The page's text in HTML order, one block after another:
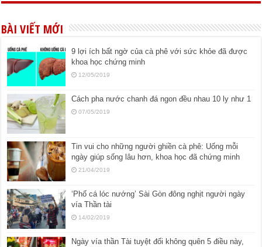
BÀI VIẾT MỚI
9 lợi ích bất ngờ của cà phê với sức khỏe đã được
khoa học chứng minh
12/05/2019
Cách pha nước chanh đá ngon đều nhau 10 ly như 1
07/05/2019
Tin vui cho những người ghiền cà phê: Uống mỗi
ngày giúp sống lâu hơn, khoa học đã chứng minh
21/04/2019
‘Phố cá lóc nướng’ Sài Gòn đông nghịt người ngày
vía Thần tài
14/02/2019
Ngày vía thần Tài tuyệt đối không quên 5 điều này,